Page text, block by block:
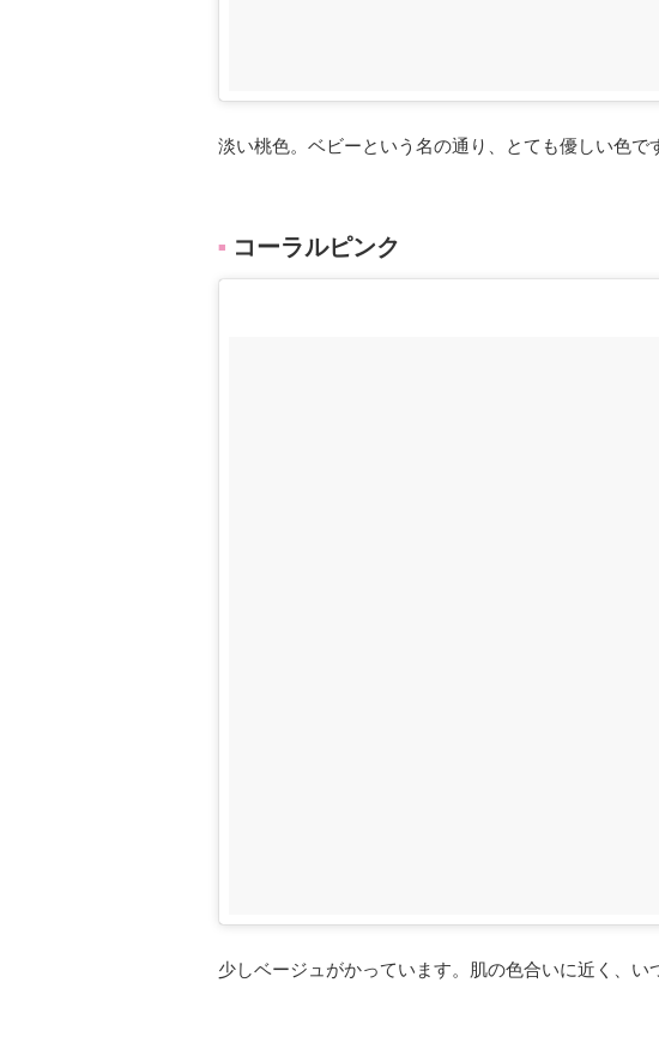
淡い桃色。ベビーという名の通り、とても優しい色で
■ コーラルピンク
少しベージュがかっています。肌の色合いに近く、い